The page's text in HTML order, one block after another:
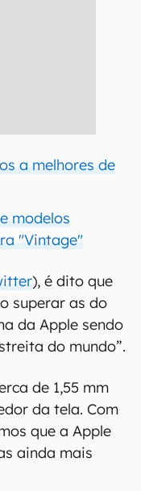
a melhores de
modelos
"Vintage"
), é dito que
superar as do
da Apple sendo
do mundo”.
de 1,55 mm
da tela. Com
que a Apple
ainda mais